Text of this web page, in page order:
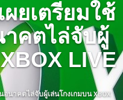
ผยเตรียมใช้
คตไล่จับผู้
LIVE
นาคตไล่จับผู้เล่นโกงเกมบน XBOX